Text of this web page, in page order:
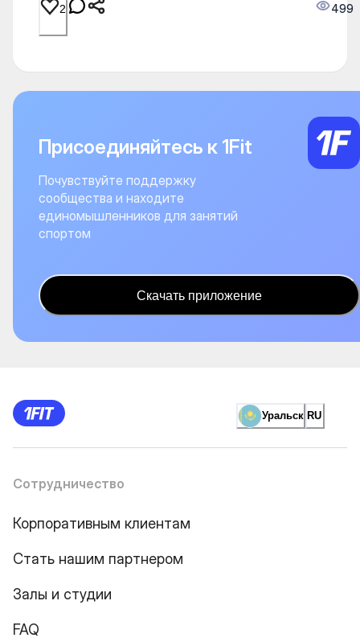
2 499
Присоединяйтесь к 1Fit
Почувствуйте поддержку
сообщества и находите
единомышленников для занятий
спортом
Скачать приложение
Уральск RU
Сотрудничество
Корпоративным клиентам
Стать нашим партнером
Залы и студии
FAQ